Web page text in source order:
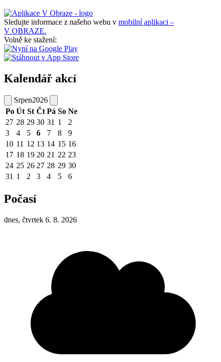
Sledujte informace z našeho webu v mobilní aplikaci –
V OBRAZE.
Volně ke stažení:
Kalendář akcí
Srpen2026
Po Út St Čt Pá So Ne
27 28 29 30 31 1
2
3
4 5 6 7 8
9
10 11 12 13 14 15 16
17 18 19 20 21 22 23
24 25 26 27 28 29 30
31 1 2 3 4 5 6
Počasí
dnes, čtvrtek 6. 8. 2026